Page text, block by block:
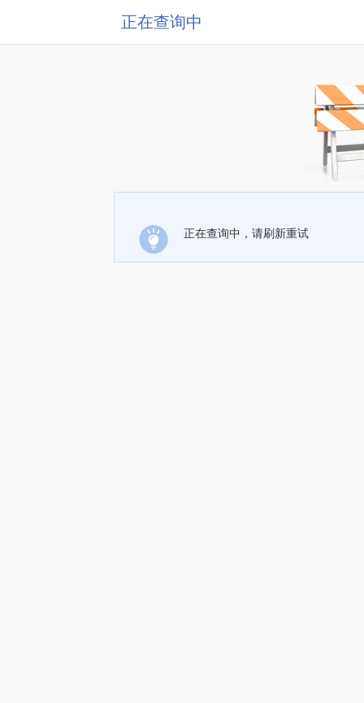
正在查询中
正在查询中，请刷新重试